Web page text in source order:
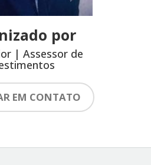
por
| Assessor de
EM CONTATO